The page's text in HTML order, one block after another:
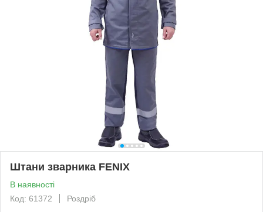
Штани зварника FENIX
В наявності
Код: 61372
Роздріб